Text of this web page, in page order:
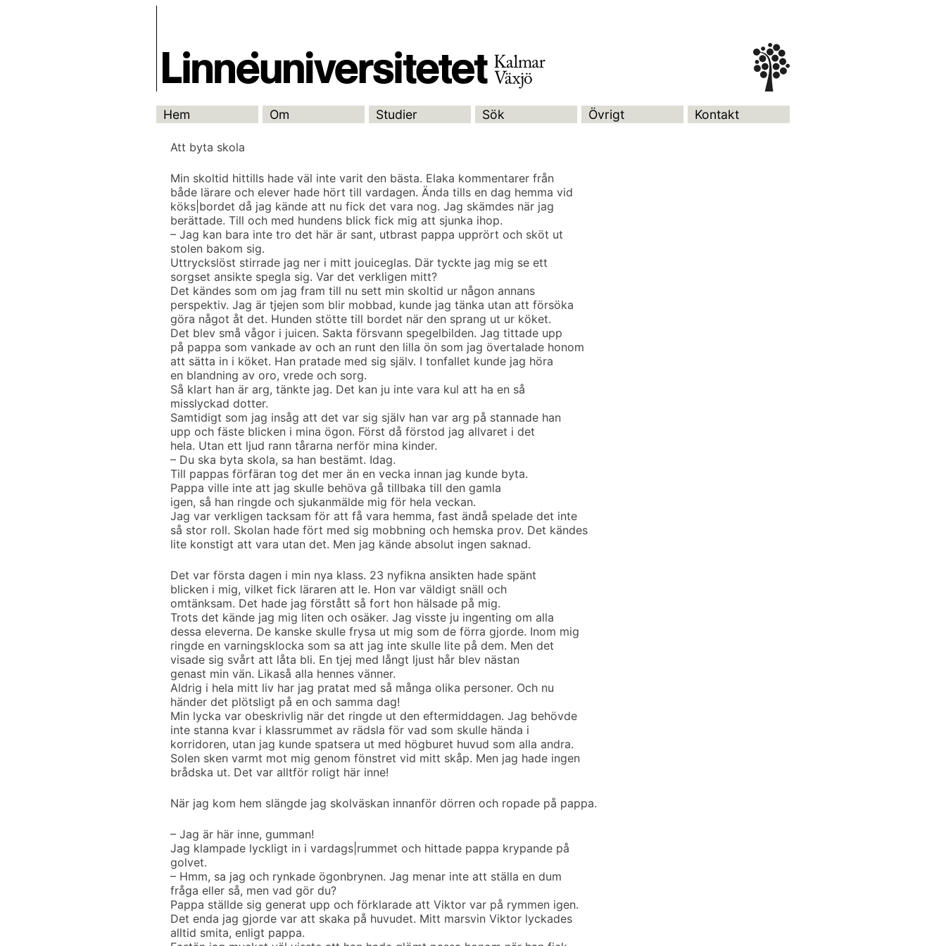
Hem Om Studier Sök Övrigt Kontakt
Att byta skola
Min skoltid hittills hade väl inte varit den bästa. Elaka kommentarer från
både lärare och elever hade hört till vardagen. Ända tills en dag hemma vid
köks|bordet då jag kände att nu fick det vara nog. Jag skämdes när jag
berättade. Till och med hundens blick fick mig att sjunka ihop.
– Jag kan bara inte tro det här är sant, utbrast pappa upprört och sköt ut
stolen bakom sig.
Uttryckslöst stirrade jag ner i mitt jouiceglas. Där tyckte jag mig se ett
sorgset ansikte spegla sig. Var det verkligen mitt?
Det kändes som om jag fram till nu sett min skoltid ur någon annans
perspektiv. Jag är tjejen som blir mobbad, kunde jag tänka utan att försöka
göra något åt det. Hunden stötte till bordet när den sprang ut ur köket.
Det blev små vågor i juicen. Sakta försvann spegelbilden. Jag tittade upp
på pappa som vankade av och an runt den lilla ön som jag övertalade honom
att sätta in i köket. Han pratade med sig själv. I tonfallet kunde jag höra
en blandning av oro, vrede och sorg.
Så klart han är arg, tänkte jag. Det kan ju inte vara kul att ha en så
misslyckad dotter.
Samtidigt som jag insåg att det var sig själv han var arg på stannade han
upp och fäste blicken i mina ögon. Först då förstod jag allvaret i det
hela. Utan ett ljud rann tårarna nerför mina kinder.
– Du ska byta skola, sa han bestämt. Idag.
Till pappas förfäran tog det mer än en vecka innan jag kunde byta.
Pappa ville inte att jag skulle behöva gå tillbaka till den gamla
igen, så han ringde och sjukanmälde mig för hela veckan.
Jag var verkligen tacksam för att få vara hemma, fast ändå spelade det inte
så stor roll. Skolan hade fört med sig mobbning och hemska prov. Det kändes
lite konstigt att vara utan det. Men jag kände absolut ingen saknad.
Det var första dagen i min nya klass. 23 nyfikna ansikten hade spänt
blicken i mig, vilket fick läraren att le. Hon var väldigt snäll och
omtänksam. Det hade jag förstått så fort hon hälsade på mig.
Trots det kände jag mig liten och osäker. Jag visste ju ingenting om alla
dessa eleverna. De kanske skulle frysa ut mig som de förra gjorde. Inom mig
ringde en varningsklocka som sa att jag inte skulle lite på dem. Men det
visade sig svårt att låta bli. En tjej med långt ljust hår blev nästan
genast min vän. Likaså alla hennes vänner.
Aldrig i hela mitt liv har jag pratat med så många olika personer. Och nu
händer det plötsligt på en och samma dag!
Min lycka var obeskrivlig när det ringde ut den eftermiddagen. Jag behövde
inte stanna kvar i klassrummet av rädsla för vad som skulle hända i
korridoren, utan jag kunde spatsera ut med högburet huvud som alla andra.
Solen sken varmt mot mig genom fönstret vid mitt skåp. Men jag hade ingen
brådska ut. Det var alltför roligt här inne!
När jag kom hem slängde jag skolväskan innanför dörren och ropade på pappa.
– Jag är här inne, gumman!
Jag klampade lyckligt in i vardags|rummet och hittade pappa krypande på
golvet.
– Hmm, sa jag och rynkade ögonbrynen. Jag menar inte att ställa en dum
fråga eller så, men vad gör du?
Pappa ställde sig generat upp och förklarade att Viktor var på rymmen igen.
Det enda jag gjorde var att skaka på huvudet. Mitt marsvin Viktor lyckades
alltid smita, enligt pappa.